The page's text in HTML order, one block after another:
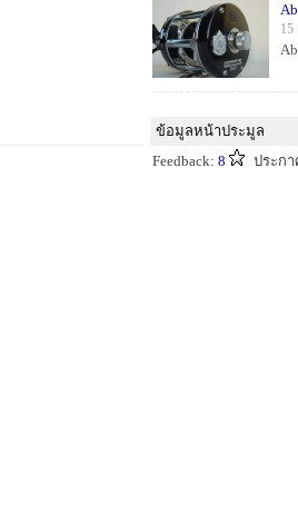
ข้อมูลหน้าประมูล
Feedback: 8 ประกา